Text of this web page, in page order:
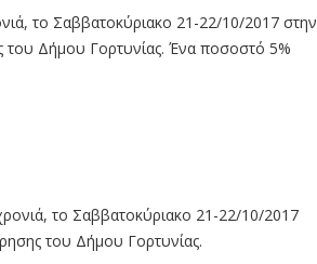
το Σαββατοκύριακο 21-22/10/2017 στην
του Δήμου Γορτυνίας. Ένα ποσοστό 5%
το Σαββατοκύριακο 21-22/10/2017
του Δήμου Γορτυνίας.